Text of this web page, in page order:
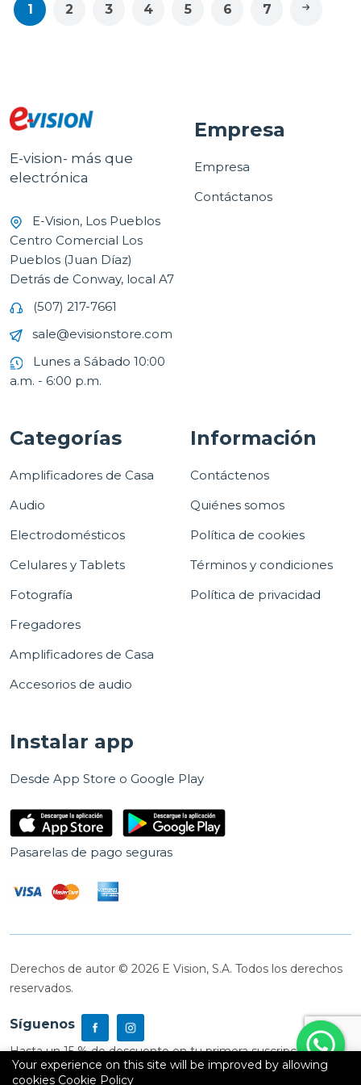
1 2 3 4 5 6 7
E-vision- más que
electrónica
E-Vision, Los Pueblos
Centro Comercial Los
Pueblos (Juan Díaz)
Detrás de Conway, local A7
(507) 217-7661
sale@evisionstore.com
Lunes a Sábado 10:00
a.m. - 6:00 p.m.
Empresa
Empresa
Contáctanos
Categorías
Amplificadores de Casa
Audio
Electrodomésticos
Celulares y Tablets
Fotografía
Fregadores
Amplificadores de Casa
Accesorios de audio
Información
Contáctenos
Quiénes somos
Política de cookies
Términos y condiciones
Política de privacidad
Instalar app
Desde App Store o Google Play
Pasarelas de pago seguras
Derechos de autor © 2026 E Vision, S.A. Todos los derechos
reservados.
Síguenos
Hasta un 15 % de descuento en tu primera suscripción
Your experience on this site will be improved by allowing
cookies Cookie Policy